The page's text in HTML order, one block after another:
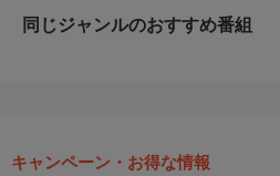
同じジャンルのおすすめ番組
キャンペーン・お得な情報